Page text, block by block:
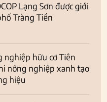
Lạng Sơn được giới
Tràng Tiền
nghiệp hữu cơ Tiên
nông nghiệp xanh tạo
hiệu